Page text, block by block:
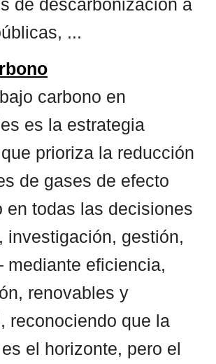
de descarbonización a
...
carbono en
es la estrategia
prioriza la reducción
de gases de efecto
en todas las decisiones
gestión,
eficiencia,
renovables y
reconociendo que la
el horizonte, pero el